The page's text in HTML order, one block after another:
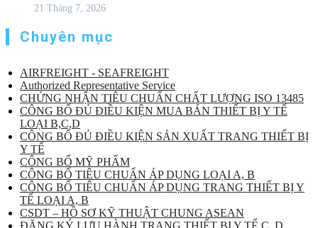
21 Tháng 7, 2026
Chuyên mục
AIRFREIGHT - SEAFREIGHT
Authorized Representative Service
CHỨNG NHẬN TIÊU CHUẨN CHẤT LƯỢNG ISO 13485
CÔNG BỐ ĐỦ ĐIỀU KIỆN MUA BÁN THIẾT BỊ Y TẾ
LOẠI B,C,D
CÔNG BỐ ĐỦ ĐIỀU KIỆN SẢN XUẤT TRANG THIẾT BỊ
Y TẾ
CÔNG BỐ MỸ PHẨM
CÔNG BỐ TIÊU CHUẨN ÁP DỤNG LOẠI A, B
CÔNG BỐ TIÊU CHUẨN ÁP DỤNG TRANG THIẾT BỊ Y
TẾ LOẠI A, B
CSDT – HỒ SƠ KỸ THUẬT CHUNG ASEAN
ĐĂNG KÝ LƯU HÀNH TRANG THIẾT BỊ Y TẾ C, D